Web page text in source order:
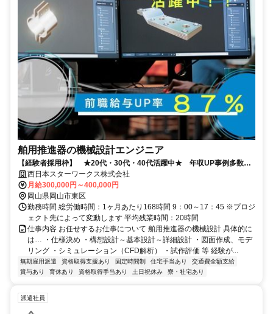
舶用推進器の機械設計エンジニア
【経験者採用枠】 ★20代・30代・40代活躍中★ 年収UP事例多数！
◎岡山U・Iターン補助充実◎
西日本スターワークス株式会社
月給300,000円～400,000円
岡山県岡山市東区
勤務時間 総労働時間：1ヶ月あたり168時間 9：00～17：45 ※プロジ
ェクト先によって変動します 平均残業時間：20時間
仕事内容 お任せするお仕事について 舶用推進器の機械設計 具体的に
は… ・仕様決め ・構想設計～基本設計～詳細設計 ・図面作成、モデ
リング ・シミュレーション（CFD解析） ・試作評価 等 経験が...
無期雇用派遣 資格取得支援あり 固定時間制 住宅手当あり
交通費全額支給
賞与あり
育休あり 資格取得手当あり 土日祝休み 寮・社宅あり
派遣社員